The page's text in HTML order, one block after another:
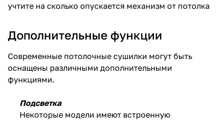
учтите на сколько опускается механизм от потолка
Дополнительные функции
Современные потолочные сушилки могут быть
оснащены различными дополнительными
функциями.
Подсветка
Некоторые модели имеют встроенную